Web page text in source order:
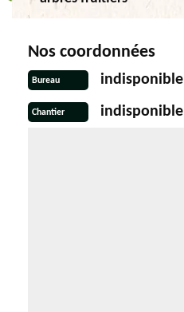
Nos coordonnées
Bureau indisponible
Chantier indisponible